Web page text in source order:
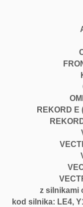
REKORD E
z silnikami
kod silnika: LE4,